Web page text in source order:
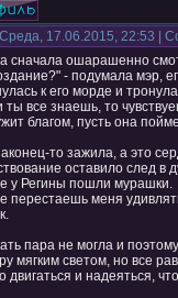
17.06.2015, 22:53 |
сначала ошарашенно
- подумала мэр,
к его морде и
ты все знаешь, то
благом, пусть она
то зажила, а это
оставило след в
у Регины пошли мурашки.
перестаешь меня
пара не могла и
мягким светом, но все
двигаться и надеяться,